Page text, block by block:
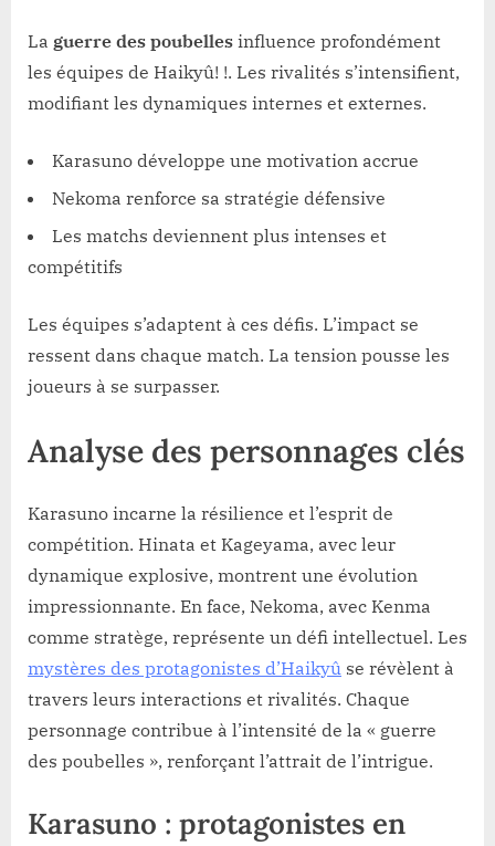
La guerre des poubelles influence profondément
les équipes de Haikyû! !. Les rivalités s’intensifient,
modifiant les dynamiques internes et externes.
Karasuno développe une motivation accrue
Nekoma renforce sa stratégie défensive
Les matchs deviennent plus intenses et
compétitifs
Les équipes s’adaptent à ces défis. L’impact se
ressent dans chaque match. La tension pousse les
joueurs à se surpasser.
Analyse des personnages clés
Karasuno incarne la résilience et l’esprit de
compétition. Hinata et Kageyama, avec leur
dynamique explosive, montrent une évolution
impressionnante. En face, Nekoma, avec Kenma
comme stratège, représente un défi intellectuel. Les
mystères des protagonistes d’Haikyû se révèlent à
travers leurs interactions et rivalités. Chaque
personnage contribue à l’intensité de la « guerre
des poubelles », renforçant l’attrait de l’intrigue.
Karasuno : protagonistes en